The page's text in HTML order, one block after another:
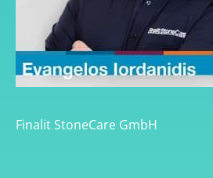
Finalit StoneCare GmbH